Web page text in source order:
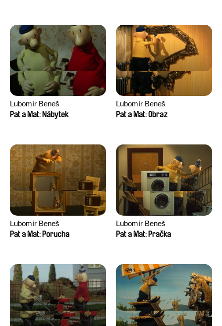
Lubomír Beneš
Pat a Mat: Nábytek
Lubomír Beneš
Pat a Mat: Obraz
Lubomír Beneš
Pat a Mat: Porucha
Lubomír Beneš
Pat a Mat: Pračka